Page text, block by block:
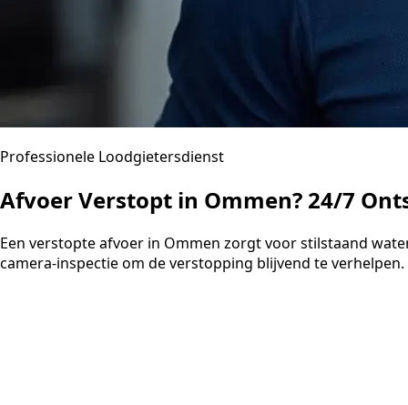
Professionele Loodgietersdienst
Afvoer Verstopt in Ommen? 24/7
Een verstopte afvoer in Ommen zorgt voor stilstaand
camera-inspectie om de verstopping blijvend te